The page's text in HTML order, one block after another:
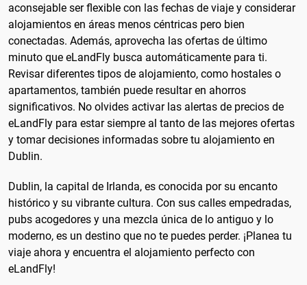
aconsejable ser flexible con las fechas de viaje y considerar
alojamientos en áreas menos céntricas pero bien
conectadas. Además, aprovecha las ofertas de último
minuto que eLandFly busca automáticamente para ti.
Revisar diferentes tipos de alojamiento, como hostales o
apartamentos, también puede resultar en ahorros
significativos. No olvides activar las alertas de precios de
eLandFly para estar siempre al tanto de las mejores ofertas
y tomar decisiones informadas sobre tu alojamiento en
Dublin.
Dublin, la capital de Irlanda, es conocida por su encanto
histórico y su vibrante cultura. Con sus calles empedradas,
pubs acogedores y una mezcla única de lo antiguo y lo
moderno, es un destino que no te puedes perder. ¡Planea tu
viaje ahora y encuentra el alojamiento perfecto con
eLandFly!